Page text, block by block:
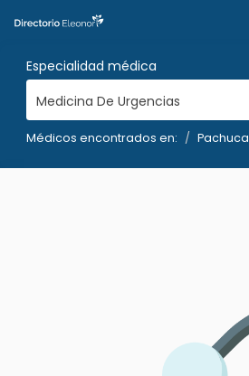
Especialidad médica
Medicina De Urgencias
Médicos encontrados en: Pachuca